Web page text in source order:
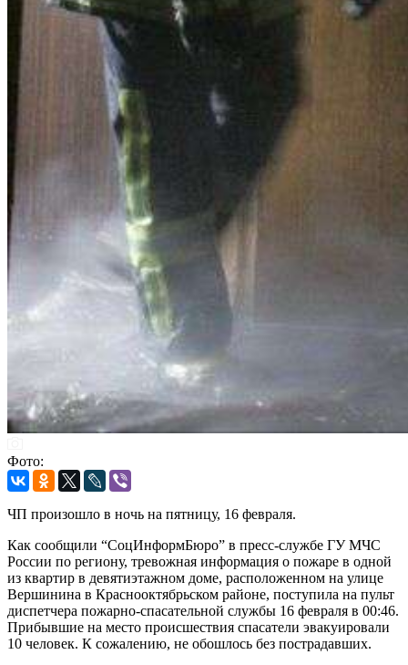
Фото:
ЧП произошло в ночь на пятницу, 16 февраля.
Как сообщили “СоцИнформБюро” в пресс-службе ГУ МЧС
России по региону, тревожная информация о пожаре в одной
из квартир в девятиэтажном доме, расположенном на улице
Вершинина в Краснооктябрьском районе, поступила на пульт
диспетчера пожарно-спасательной службы 16 февраля в 00:46.
Прибывшие на место происшествия спасатели эвакуировали
10 человек. К сожалению, не обошлось без пострадавших.